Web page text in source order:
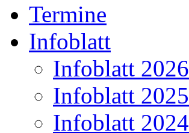
Termine
Infoblatt
Infoblatt 2026
Infoblatt 2025
Infoblatt 2024